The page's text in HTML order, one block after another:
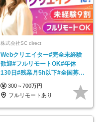
株式会社SC direct
Webクリエイター#完全未経験
歓迎#フルリモートOK#年休
130日#残業月5h以下#全国募集
#最大1年の研修
300～700万円
フルリモートあり